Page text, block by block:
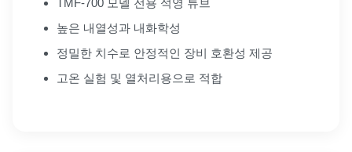
높은 내열성과 내화학성
정밀한 치수로 안정적인 장비 호환성 제공
고온 실험 및 열처리용으로 적합